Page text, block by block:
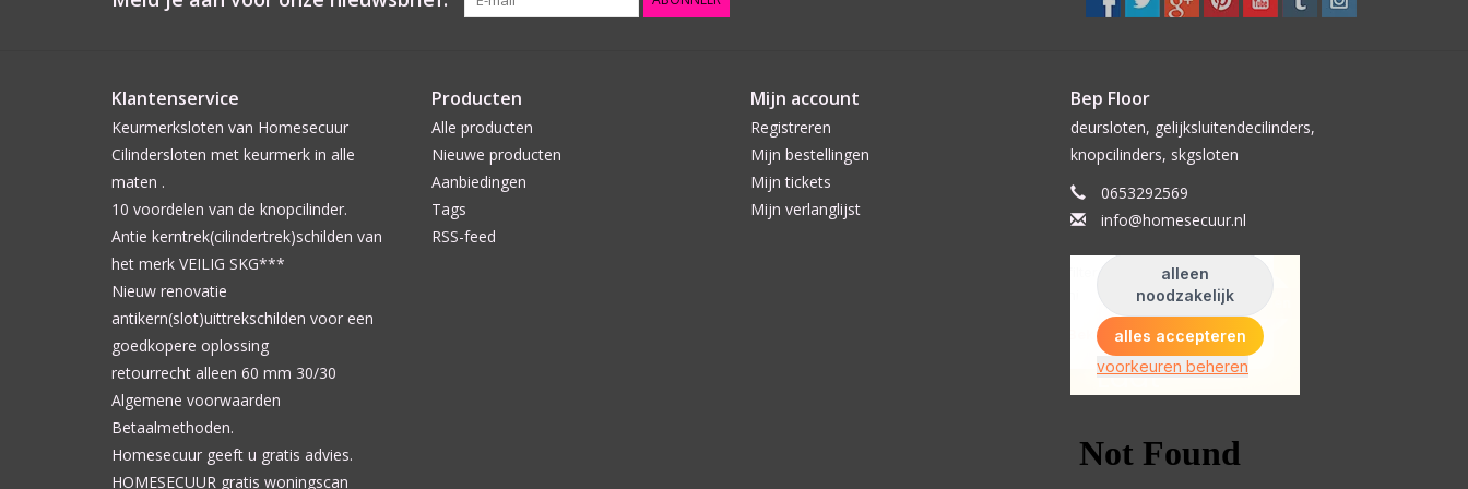
Klantenservice
Keurmerksloten van Homesecuur
Cilindersloten met keurmerk in alle
maten .
10 voordelen van de knopcilinder.
Antie kerntrek(cilindertrek)schilden van
het merk VEILIG SKG***
Nieuw renovatie
antikern(slot)uittrekschilden voor een
goedkopere oplossing
retourrecht alleen 60 mm 30/30
Algemene voorwaarden
Betaalmethoden.
Homesecuur geeft u gratis advies.
HOMESECUUR gratis woningscan
Producten
Alle producten
Nieuwe producten
Aanbiedingen
Tags
RSS-feed
Mijn account
Registreren
Mijn bestellingen
Mijn tickets
Mijn verlanglijst
Bep Floor
deursloten, gelijksluitendecilinders,
knopcilinders, skgsloten
0653292569
info@homesecuur.nl